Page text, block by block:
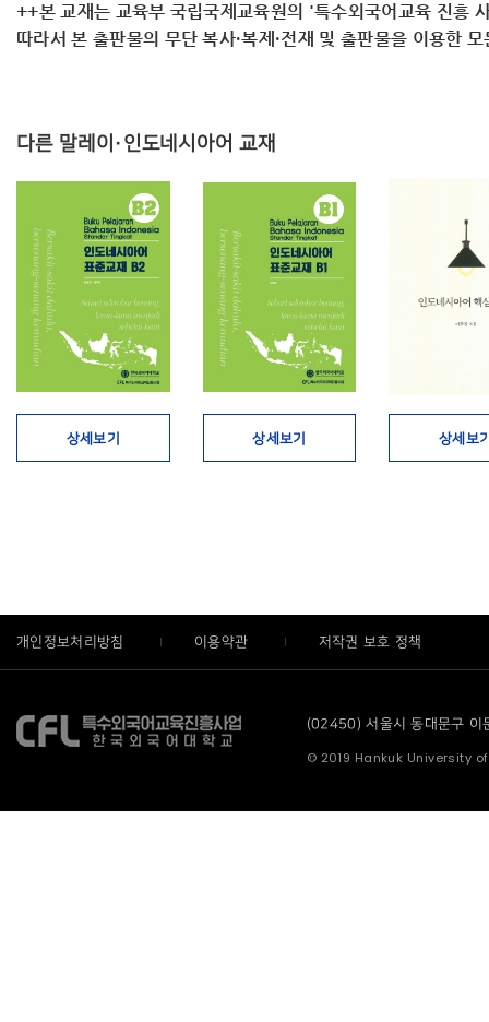
++본 교재는 교육부 국립국제교육원의 '특수외국어교육 진흥
따라서 ​본 출판물의 무단 복사·복제·전재 및 출판물을 이용한
다른 말레이·인도네시아어 교재
상세보기 상세보기 상세보
개인정보처리방침 이용약관 저작권 보호 정책
(02450) 서울시 동대문구
© 2019 Hankuk University